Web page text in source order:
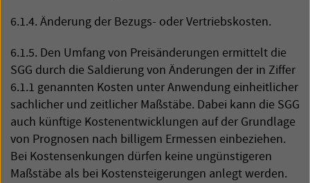
6.1.4. Änderung der Bezugs- oder Vertriebskosten.
6.1.5. Den Umfang von Preisänderungen ermittelt die
SGG durch die Saldierung von Änderungen der in Ziffer
6.1.1 genannten Kosten unter Anwendung einheitlicher
sachlicher und zeitlicher Maßstäbe. Dabei kann die SGG
auch künftige Kostenentwicklungen auf der Grundlage
von Prognosen nach billigem Ermessen einbeziehen.
Bei Kostensenkungen dürfen keine ungünstigeren
Maßstäbe als bei Kostensteigerungen anlegt werden.